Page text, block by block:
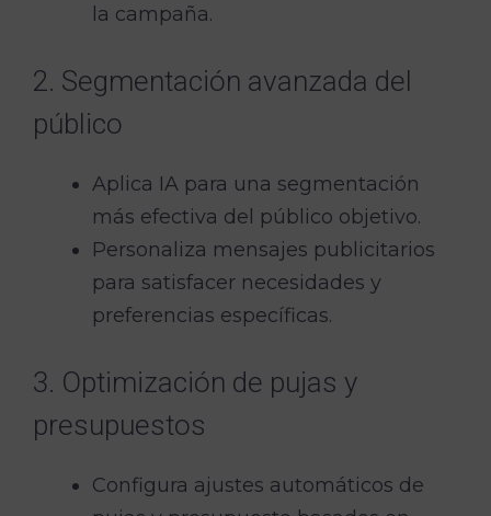
la campaña.
2. Segmentación avanzada del
público
Aplica IA para una segmentación
más efectiva del público objetivo.
Personaliza mensajes publicitarios
para satisfacer necesidades y
preferencias específicas.
3. Optimización de pujas y
presupuestos
Configura ajustes automáticos de